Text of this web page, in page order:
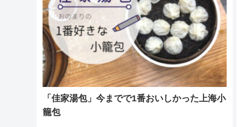
「佳家湯包」今までで1番おいしかった上海小
籠包